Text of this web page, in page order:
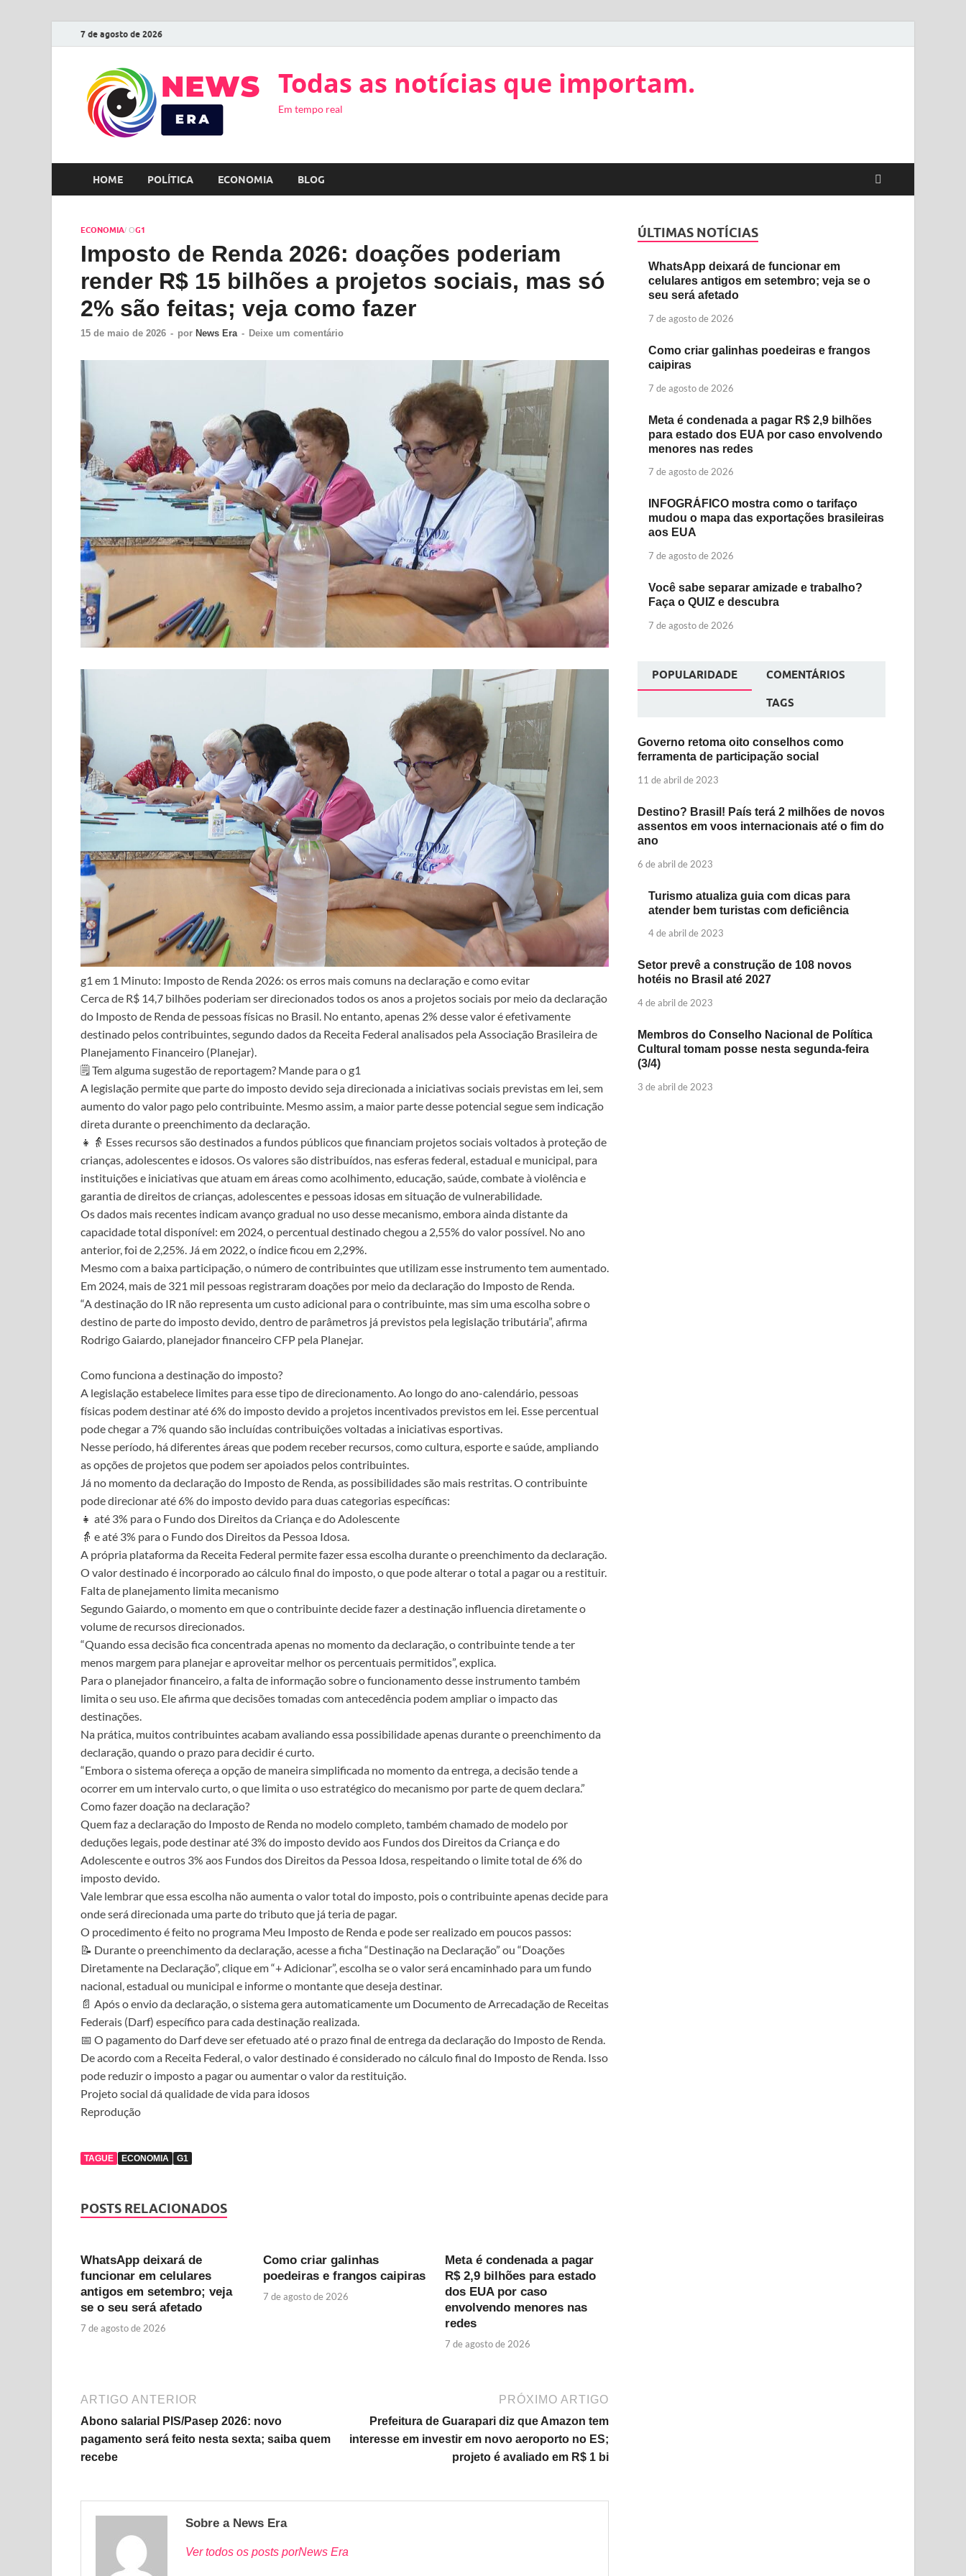
7 de agosto de 2026
Todas as notícias que importam.
Em tempo real
HOME POLÍTICA ECONOMIA BLOG
ECONOMIA/ OG1
Imposto de Renda 2026: doações poderiam
render R$ 15 bilhões a projetos sociais, mas só
2% são feitas; veja como fazer
15 de maio de 2026 - por News Era - Deixe um comentário
g1 em 1 Minuto: Imposto de Renda 2026: os erros mais comuns na declaração e como evitar
Cerca de R$ 14,7 bilhões poderiam ser direcionados todos os anos a projetos sociais por meio da declaração
do Imposto de Renda de pessoas físicas no Brasil. No entanto, apenas 2% desse valor é efetivamente
destinado pelos contribuintes, segundo dados da Receita Federal analisados pela Associação Brasileira de
Planejamento Financeiro (Planejar).
🗒️ Tem alguma sugestão de reportagem? Mande para o g1
A legislação permite que parte do imposto devido seja direcionada a iniciativas sociais previstas em lei, sem
aumento do valor pago pelo contribuinte. Mesmo assim, a maior parte desse potencial segue sem indicação
direta durante o preenchimento da declaração.
👧👵 Esses recursos são destinados a fundos públicos que financiam projetos sociais voltados à proteção de
crianças, adolescentes e idosos. Os valores são distribuídos, nas esferas federal, estadual e municipal, para
instituições e iniciativas que atuam em áreas como acolhimento, educação, saúde, combate à violência e
garantia de direitos de crianças, adolescentes e pessoas idosas em situação de vulnerabilidade.
Os dados mais recentes indicam avanço gradual no uso desse mecanismo, embora ainda distante da
capacidade total disponível: em 2024, o percentual destinado chegou a 2,55% do valor possível. No ano
anterior, foi de 2,25%. Já em 2022, o índice ficou em 2,29%.
Mesmo com a baixa participação, o número de contribuintes que utilizam esse instrumento tem aumentado.
Em 2024, mais de 321 mil pessoas registraram doações por meio da declaração do Imposto de Renda.
“A destinação do IR não representa um custo adicional para o contribuinte, mas sim uma escolha sobre o
destino de parte do imposto devido, dentro de parâmetros já previstos pela legislação tributária”, afirma
Rodrigo Gaiardo, planejador financeiro CFP pela Planejar.
Como funciona a destinação do imposto?
A legislação estabelece limites para esse tipo de direcionamento. Ao longo do ano-calendário, pessoas
físicas podem destinar até 6% do imposto devido a projetos incentivados previstos em lei. Esse percentual
pode chegar a 7% quando são incluídas contribuições voltadas a iniciativas esportivas.
Nesse período, há diferentes áreas que podem receber recursos, como cultura, esporte e saúde, ampliando
as opções de projetos que podem ser apoiados pelos contribuintes.
Já no momento da declaração do Imposto de Renda, as possibilidades são mais restritas. O contribuinte
pode direcionar até 6% do imposto devido para duas categorias específicas:
👧 até 3% para o Fundo dos Direitos da Criança e do Adolescente
👵 e até 3% para o Fundo dos Direitos da Pessoa Idosa.
A própria plataforma da Receita Federal permite fazer essa escolha durante o preenchimento da declaração.
O valor destinado é incorporado ao cálculo final do imposto, o que pode alterar o total a pagar ou a restituir.
Falta de planejamento limita mecanismo
Segundo Gaiardo, o momento em que o contribuinte decide fazer a destinação influencia diretamente o
volume de recursos direcionados.
“Quando essa decisão fica concentrada apenas no momento da declaração, o contribuinte tende a ter
menos margem para planejar e aproveitar melhor os percentuais permitidos”, explica.
Para o planejador financeiro, a falta de informação sobre o funcionamento desse instrumento também
limita o seu uso. Ele afirma que decisões tomadas com antecedência podem ampliar o impacto das
destinações.
Na prática, muitos contribuintes acabam avaliando essa possibilidade apenas durante o preenchimento da
declaração, quando o prazo para decidir é curto.
“Embora o sistema ofereça a opção de maneira simplificada no momento da entrega, a decisão tende a
ocorrer em um intervalo curto, o que limita o uso estratégico do mecanismo por parte de quem declara.”
Como fazer doação na declaração?
Quem faz a declaração do Imposto de Renda no modelo completo, também chamado de modelo por
deduções legais, pode destinar até 3% do imposto devido aos Fundos dos Direitos da Criança e do
Adolescente e outros 3% aos Fundos dos Direitos da Pessoa Idosa, respeitando o limite total de 6% do
imposto devido.
Vale lembrar que essa escolha não aumenta o valor total do imposto, pois o contribuinte apenas decide para
onde será direcionada uma parte do tributo que já teria de pagar.
O procedimento é feito no programa Meu Imposto de Renda e pode ser realizado em poucos passos:
📝 Durante o preenchimento da declaração, acesse a ficha “Destinação na Declaração” ou “Doações
Diretamente na Declaração”, clique em “+ Adicionar”, escolha se o valor será encaminhado para um fundo
nacional, estadual ou municipal e informe o montante que deseja destinar.
📄 Após o envio da declaração, o sistema gera automaticamente um Documento de Arrecadação de Receitas
Federais (Darf) específico para cada destinação realizada.
📅 O pagamento do Darf deve ser efetuado até o prazo final de entrega da declaração do Imposto de Renda.
De acordo com a Receita Federal, o valor destinado é considerado no cálculo final do Imposto de Renda. Isso
pode reduzir o imposto a pagar ou aumentar o valor da restituição.
Projeto social dá qualidade de vida para idosos
Reprodução
TAGUE ECONOMIA G1
POSTS RELACIONADOS
WhatsApp deixará de
funcionar em celulares
antigos em setembro; veja
se o seu será afetado
7 de agosto de 2026
Como criar galinhas
poedeiras e frangos caipiras
7 de agosto de 2026
Meta é condenada a pagar
R$ 2,9 bilhões para estado
dos EUA por caso
envolvendo menores nas
redes
7 de agosto de 2026
ARTIGO ANTERIOR
Abono salarial PIS/Pasep 2026: novo
pagamento será feito nesta sexta; saiba quem
recebe
PRÓXIMO ARTIGO
Prefeitura de Guarapari diz que Amazon tem
interesse em investir em novo aeroporto no ES;
projeto é avaliado em R$ 1 bi
Sobre a News Era
Ver todos os posts porNews Era
ÚLTIMAS NOTÍCIAS
WhatsApp deixará de funcionar em
celulares antigos em setembro; veja se o
seu será afetado
7 de agosto de 2026
Como criar galinhas poedeiras e frangos
caipiras
7 de agosto de 2026
Meta é condenada a pagar R$ 2,9 bilhões
para estado dos EUA por caso envolvendo
menores nas redes
7 de agosto de 2026
INFOGRÁFICO mostra como o tarifaço
mudou o mapa das exportações brasileiras
aos EUA
7 de agosto de 2026
Você sabe separar amizade e trabalho?
Faça o QUIZ e descubra
7 de agosto de 2026
POPULARIDADE COMENTÁRIOS
TAGS
Governo retoma oito conselhos como
ferramenta de participação social
11 de abril de 2023
Destino? Brasil! País terá 2 milhões de novos
assentos em voos internacionais até o fim do
ano
6 de abril de 2023
Turismo atualiza guia com dicas para
atender bem turistas com deficiência
4 de abril de 2023
Setor prevê a construção de 108 novos
hotéis no Brasil até 2027
4 de abril de 2023
Membros do Conselho Nacional de Política
Cultural tomam posse nesta segunda-feira
(3/4)
3 de abril de 2023